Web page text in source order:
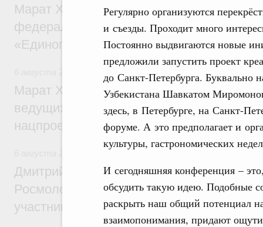
Регулярно организуются
и съезды. Проходит много
Постоянно выдвигаются новые
предложили запустить проект
до Санкт-Петербурга.
Узбекистана Шавкатом
здесь, в Петербурге, на Санкт-
форуме. А это предполагает и
культуры, гастрономических
И сегодняшняя конференция –
обсудить такую идею. Подобные
раскрыть наш общий потенциал
взаимопонимания, придают
Марат Хуснуллин: Более 130
федерального значения построено под
«Единого заказчика»
Национальный проект «Инфраструктура
Марат Хуснуллин: Порядка 200
ведущих к спортивным объектам,
нацпроекту «Инфраструктура для
Дмитрий Чернышенко, Сергей Кравцов и
Росмолодёжи Григорий Гуров
участников проекта «Кольцо открытий»